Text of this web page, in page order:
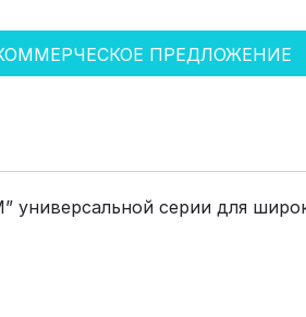
ПРЕДЛОЖЕНИЕ
серии для